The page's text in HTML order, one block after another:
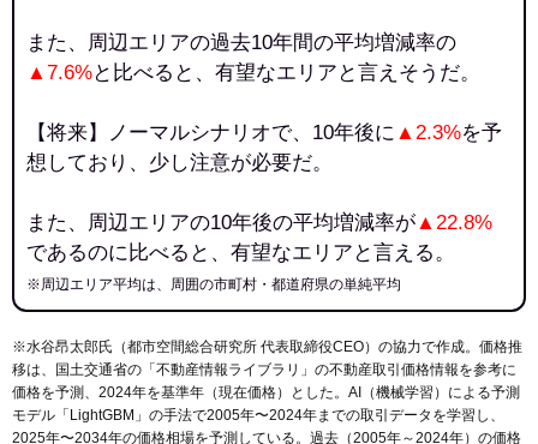
また、周辺エリアの過去10年間の平均増減率の
▲7.6%と比べると、有望なエリアと言えそうだ。
【将来】ノーマルシナリオで、10年後に ▲2.3%を予
想しており、少し注意が必要だ。
また、周辺エリアの10年後の平均増減率が▲22.8%
であるのに比べると、有望なエリアと言える。
※周辺エリア平均は、周囲の市町村・都道府県の単純平均
※水谷昂太郎氏（都市空間総合研究所 代表取締役CEO）の協力で作成。価格推
移は、国土交通省の「 不動産情報ライブラリ 」の不動産取引価格情報を参考に
価格を予測、2024年を基準年（現在価格）とした。AI（機械学習）による予測
モデル「LightGBM」の手法で2005年〜2024年までの取引データを学習し、
2025年〜2034年の価格相場を予測している。過去（2005年～2024年）の価格